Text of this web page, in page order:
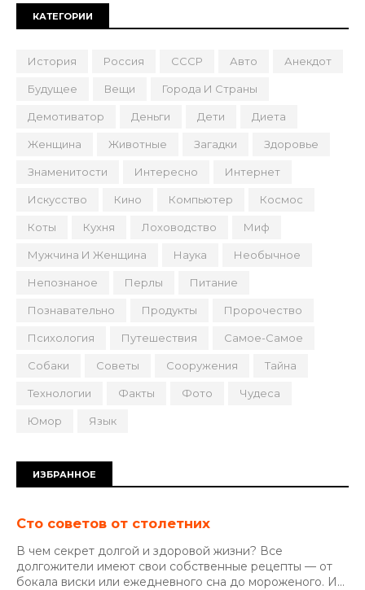
КАТЕГОРИИ
История Россия СССР Авто Анекдот
Будущее Вещи Города И Страны
Демотиватор Деньги Дети Диета
Женщина Животные Загадки Здоровье
Знаменитости Интересно Интернет
Искусство Кино Компьютер Космос
Коты Кухня Лоховодство Миф
Мужчина И Женщина Наука Необычное
Непознаное Перлы Питание
Познавательно Продукты Пророчество
Психология Путешествия Самое-Самое
Собаки Советы Сооружения Тайна
Технологии Факты Фото Чудеса
Юмор Язык
ИЗБРАННОЕ
Сто советов от столетних
В чем секрет долгой и здоровой жизни? Все
долгожители имеют свои собственные рецепты — от
бокала виски или ежедневного сна до мороженого. И...